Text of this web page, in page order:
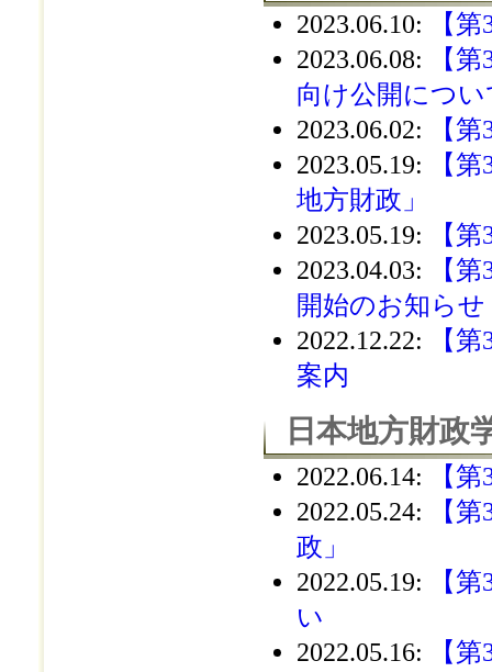
2023.06.10:
【
2023.06.08:
【
向け公開につい
2023.06.02:
【
2023.05.19:
【
地方財政」
2023.05.19:
【
2023.04.03:
【
開始のお知らせ
2022.12.22:
【
案内
日本地方財政
2022.06.14:
【
2022.05.24:
【
政」
2022.05.19:
【
い
2022.05.16:
【